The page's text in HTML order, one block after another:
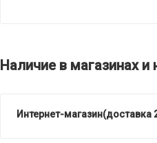
Наличие в магазинах и
Интернет-магазин(доставка